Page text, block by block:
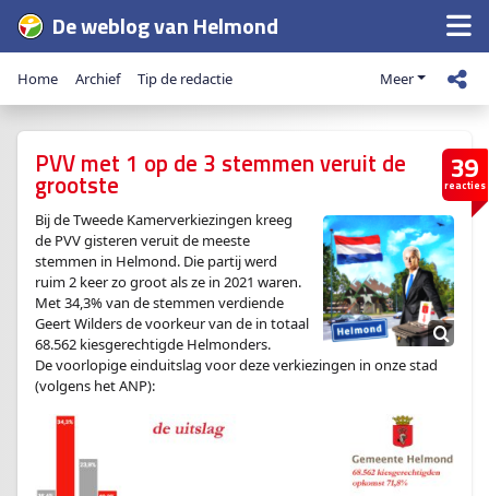
De weblog van Helmond
Home Archief Tip de redactie Meer
39
reacties
PVV met 1 op de 3 stemmen veruit de
grootste
Bij de Tweede Kamerverkiezingen kreeg
de PVV gisteren veruit de meeste
stemmen in Helmond. Die partij werd
ruim 2 keer zo groot als ze in 2021 waren.
Met 34,3% van de stemmen verdiende
Geert Wilders de voorkeur van de in totaal
68.562 kiesgerechtigde Helmonders.
De voorlopige einduitslag voor deze verkiezingen in onze stad
(volgens het ANP):